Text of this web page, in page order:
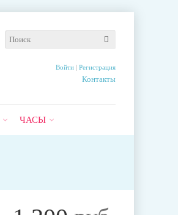
Войти| Регистрация
Контакты
ЧАСЫ